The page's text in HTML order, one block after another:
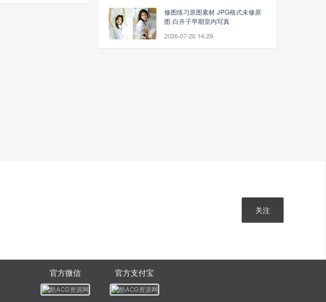
修图练习原图素材 JPG格式未修原
图 白卉子早期室内写真
2026-07-20 14:29
关注
官方微信 官方支付宝